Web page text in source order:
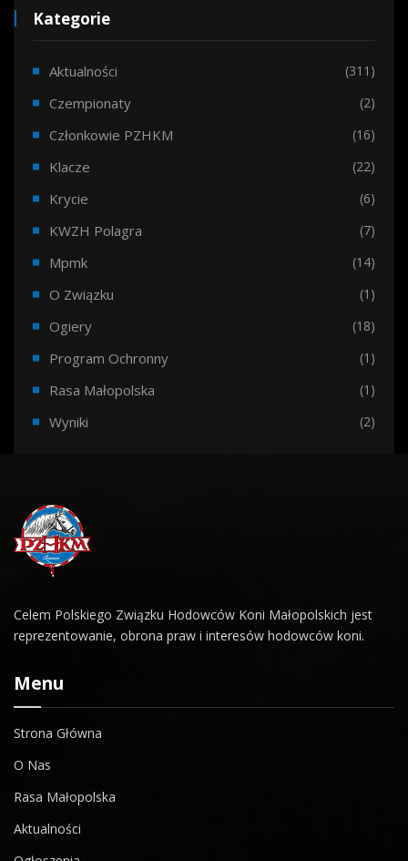
Kategorie
Aktualności (311)
Czempionaty (2)
Członkowie PZHKM (16)
Klacze (22)
Krycie (6)
KWZH Polagra (7)
Mpmk (14)
O Związku (1)
Ogiery (18)
Program Ochronny (1)
Rasa Małopolska (1)
Wyniki (2)
Celem Polskiego Związku Hodowców Koni Małopolskich jest
reprezentowanie, obrona praw i interesów hodowców koni.
Menu
Strona Główna
O Nas
Rasa Małopolska
Aktualności